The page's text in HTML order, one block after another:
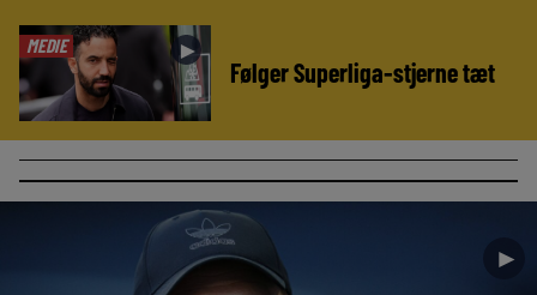
MEDIE ►
Følger Superliga-stjerne tæt
►